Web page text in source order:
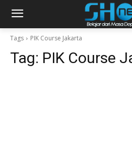
Tags PIK Course Jakarta
Tag: PIK Course